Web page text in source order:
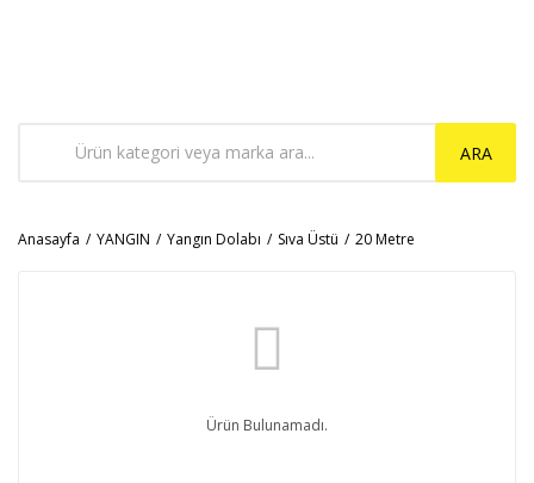
ARA
Anasayfa YANGIN Yangın Dolabı Sıva Üstü 20 Metre
Ürün Bulunamadı.